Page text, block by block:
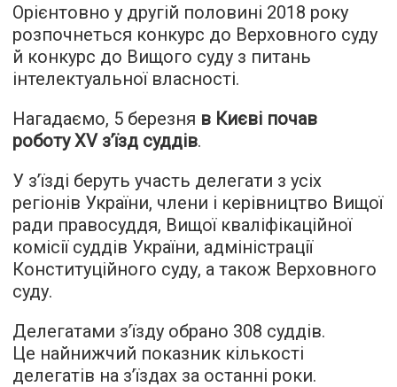
Орієнтовно у другій половині 2018 року
розпочнеться конкурс до Верховного суду
й конкурс до Вищого суду з питань
інтелектуальної власності.
Нагадаємо, 5 березня в Києві почав
роботу XV з’їзд суддів.
У з’їзді беруть участь делегати з усіх
регіонів України, члени і керівництво Вищої
ради правосуддя, Вищої кваліфікаційної
комісії суддів України, адміністрації
Конституційного суду, а також Верховного
суду.
Делегатами з’їзду обрано 308 суддів.
Це найнижчий показник кількості
делегатів на з’їздах за останні роки.